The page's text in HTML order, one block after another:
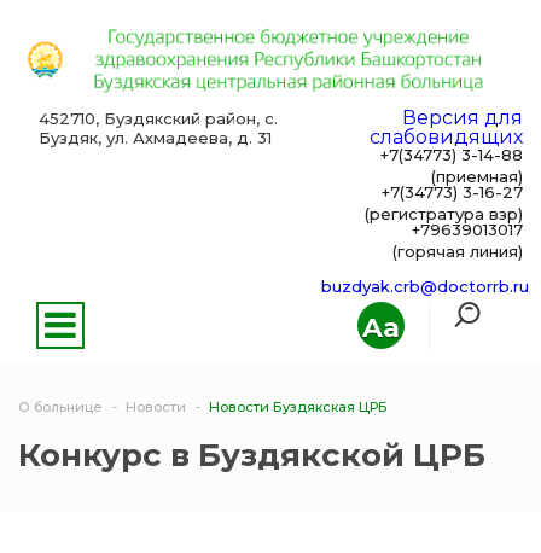
Aa
452710, Буздякский район, с.
Буздяк, ул. Ахмадеева, д. 31
Версия для
слабовидящих
+7(34773) 3-14-88
(приемная)
+7(34773) 3-16-27
(регистратура взр)
+79639013017
(горячая линия)
buzdyak.crb@doctorrb.ru
О больнице Новости Новости Буздякская ЦРБ
Конкурс в Буздякской ЦРБ